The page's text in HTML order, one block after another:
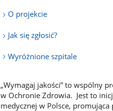
O projekcie
Jak się zgłosić?
Wyróżnione szpitale
„Wymagaj jakości” to wspólny
w Ochronie Zdrowia. Jest to
medycznej w Polsce,